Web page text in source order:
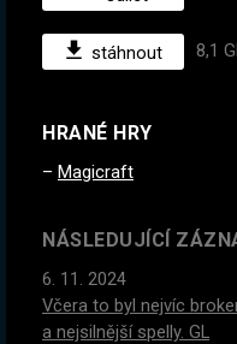
stáhnout 8,1
HRANÉ HRY
Magicraft
NÁSLEDUJÍCÍ
6. 11. 2024
Včera to byl nejvíc
a nejsilnější spelly. GL